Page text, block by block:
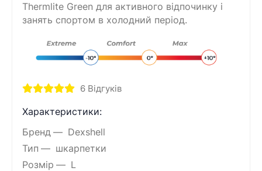
Thermlite Green для активного відпочинку і
занять спортом в холодний період.
6 Відгуків
Характеристики:
Бренд
Dexshell
Тип
шкарпетки
Розмір
L